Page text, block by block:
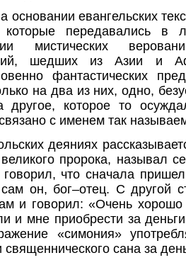
основании евангельских
которые передавались в
мистических
шедших из Азии и
фантастических
на два из них, одно,
другое, которое то
с именем так
деяниях
пророка, называл
что сначала
он, бог–отец. С другой
и говорил: «Очень
и мне приобрести за
«симония»
сана за